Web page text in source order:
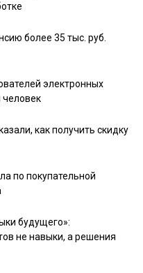
более 35 тыс. руб.
электронных
человек
как получить скидку
по покупательной
будущего»:
не навыки, а решения